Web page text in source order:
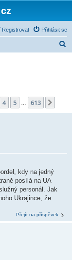
Přihlásit se
Registrovat
613
4 5 613
kdy na jedný
posílá na UA
personál. Jak
Ukrajince, že
Přejít na příspěvek